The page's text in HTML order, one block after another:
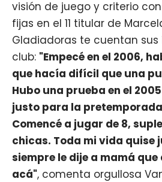
visión de juego y criterio
fijas en el 11 titular de
Gladiadoras te cuentan sus
club: "Empecé en el 2006,
que hacía difícil que una
Hubo una prueba en el
justo para la
Comencé a jugar de 8,
chicas. Toda mi vida quise
siempre le dije a mamá
acá", comenta orgullosa